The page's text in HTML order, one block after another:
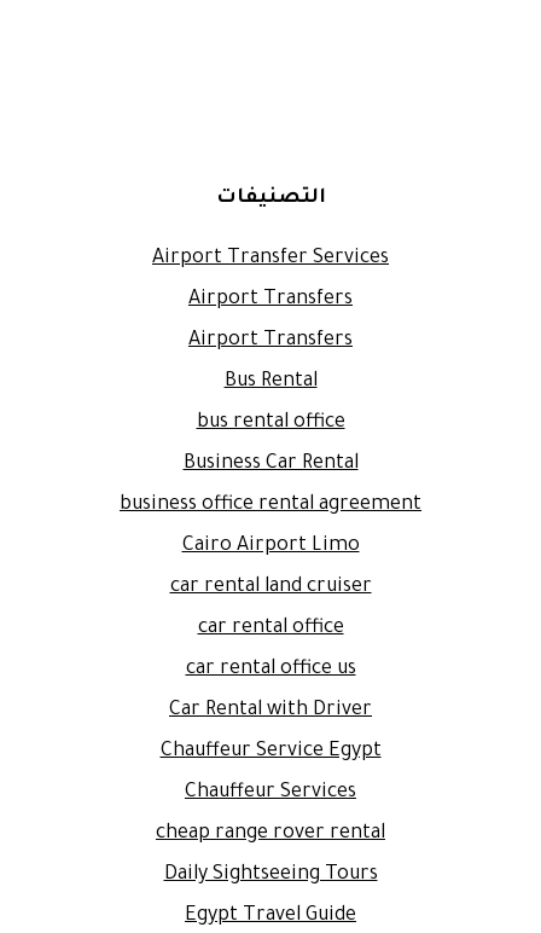
التصنيفات
Airport Transfer Services
Airport Transfers
Airport Transfers
Bus Rental
bus rental office
Business Car Rental
business office rental agreement
Cairo Airport Limo
car rental land cruiser
car rental office
car rental office us
Car Rental with Driver
Chauffeur Service Egypt
Chauffeur Services
cheap range rover rental
Daily Sightseeing Tours
Egypt Travel Guide